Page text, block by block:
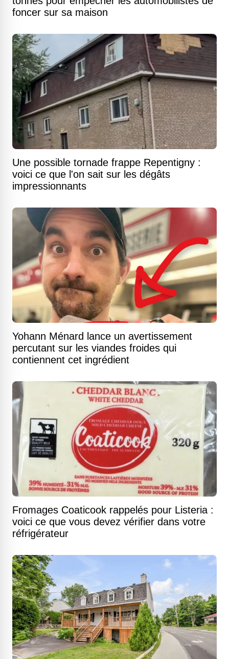
foncer sur sa maison
Une possible tornade frappe Repentigny :
voici ce que l'on sait sur les dégâts
impressionnants
Yohann Ménard lance un avertissement
percutant sur les viandes froides qui
contiennent cet ingrédient
Fromages Coaticook rappelés pour Listeria :
voici ce que vous devez vérifier dans votre
réfrigérateur